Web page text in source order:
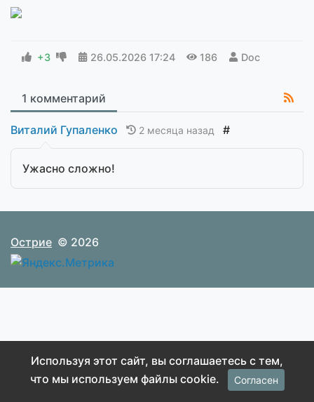
+3 26.05.2026 17:24 186 Doc
1 комментарий
Виталий Гупаленко 2 месяца назад #
Ужасно сложно!
Острие © 2026
Используя этот сайт, вы соглашаетесь с тем,
что мы используем файлы cookie.
Согласен